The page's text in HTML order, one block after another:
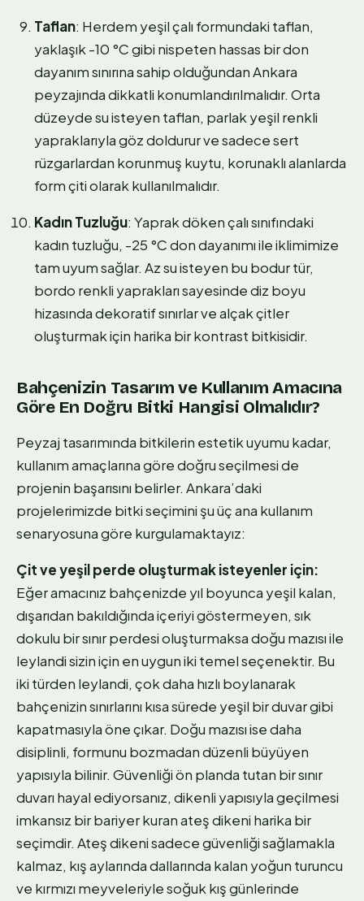
Taflan: Herdem yeşil çalı formundaki taflan,
yaklaşık -10 °C gibi nispeten hassas bir don
dayanım sınırına sahip olduğundan Ankara
peyzajında dikkatli konumlandırılmalıdır. Orta
düzeyde su isteyen taflan, parlak yeşil renkli
yapraklarıyla göz doldurur ve sadece sert
rüzgarlardan korunmuş kuytu, korunaklı alanlarda
form çiti olarak kullanılmalıdır.
Kadın Tuzluğu: Yaprak döken çalı sınıfındaki
kadın tuzluğu, -25 °C don dayanımı ile iklimimize
tam uyum sağlar. Az su isteyen bu bodur tür,
bordo renkli yaprakları sayesinde diz boyu
hizasında dekoratif sınırlar ve alçak çitler
oluşturmak için harika bir kontrast bitkisidir.
Bahçenizin Tasarım ve Kullanım Amacına
Göre En Doğru Bitki Hangisi Olmalıdır?
Peyzaj tasarımında bitkilerin estetik uyumu kadar,
kullanım amaçlarına göre doğru seçilmesi de
projenin başarısını belirler. Ankara’daki
projelerimizde bitki seçimini şu üç ana kullanım
senaryosuna göre kurgulamaktayız:
Çit ve yeşil perde oluşturmak isteyenler için:
Eğer amacınız bahçenizde yıl boyunca yeşil kalan,
dışarıdan bakıldığında içeriyi göstermeyen, sık
dokulu bir sınır perdesi oluşturmaksa doğu mazısı ile
leylandi sizin için en uygun iki temel seçenektir. Bu
iki türden leylandi, çok daha hızlı boylanarak
bahçenizin sınırlarını kısa sürede yeşil bir duvar gibi
kapatmasıyla öne çıkar. Doğu mazısı ise daha
disiplinli, formunu bozmadan düzenli büyüyen
yapısıyla bilinir. Güvenliği ön planda tutan bir sınır
duvarı hayal ediyorsanız, dikenli yapısıyla geçilmesi
imkansız bir bariyer kuran ateş dikeni harika bir
seçimdir. Ateş dikeni sadece güvenliği sağlamakla
kalmaz, kış aylarında dallarında kalan yoğun turuncu
ve kırmızı meyveleriyle soğuk kış günlerinde